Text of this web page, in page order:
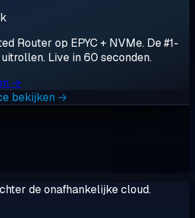
Router op EPYC + NVMe. De #1-
Live in 60 seconden.
→
bekijken →
de onafhankelijke cloud.